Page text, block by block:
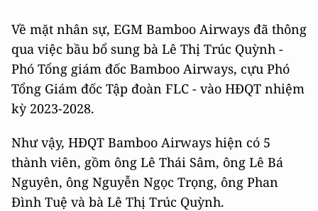
Về mặt nhân sự, EGM Bamboo Airways đã thông
qua việc bầu bổ sung bà Lê Thị Trúc Quỳnh -
Phó Tổng giám đốc Bamboo Airways, cựu Phó
Tổng Giám đốc Tập đoàn FLC - vào HĐQT nhiệm
kỳ 2023-2028.
Như vậy, HĐQT Bamboo Airways hiện có 5
thành viên, gồm ông Lê Thái Sâm, ông Lê Bá
Nguyên, ông Nguyễn Ngọc Trọng, ông Phan
Đình Tuệ và bà Lê Thị Trúc Quỳnh.